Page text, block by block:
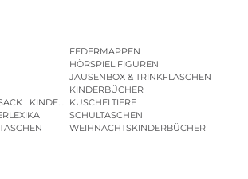
FEDERMAPPEN
HÖRSPIEL FIGUREN
JAUSENBOX & TRINKFLASCHEN
KINDERBÜCHER
| KINDERGARTENBEUTEL
KUSCHELTIERE
SCHULTASCHEN
WEIHNACHTSKINDERBÜCHER